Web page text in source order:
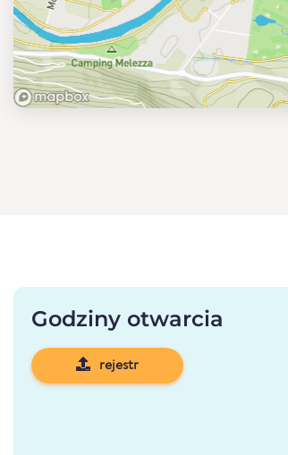
Godziny otwarcia
rejestr